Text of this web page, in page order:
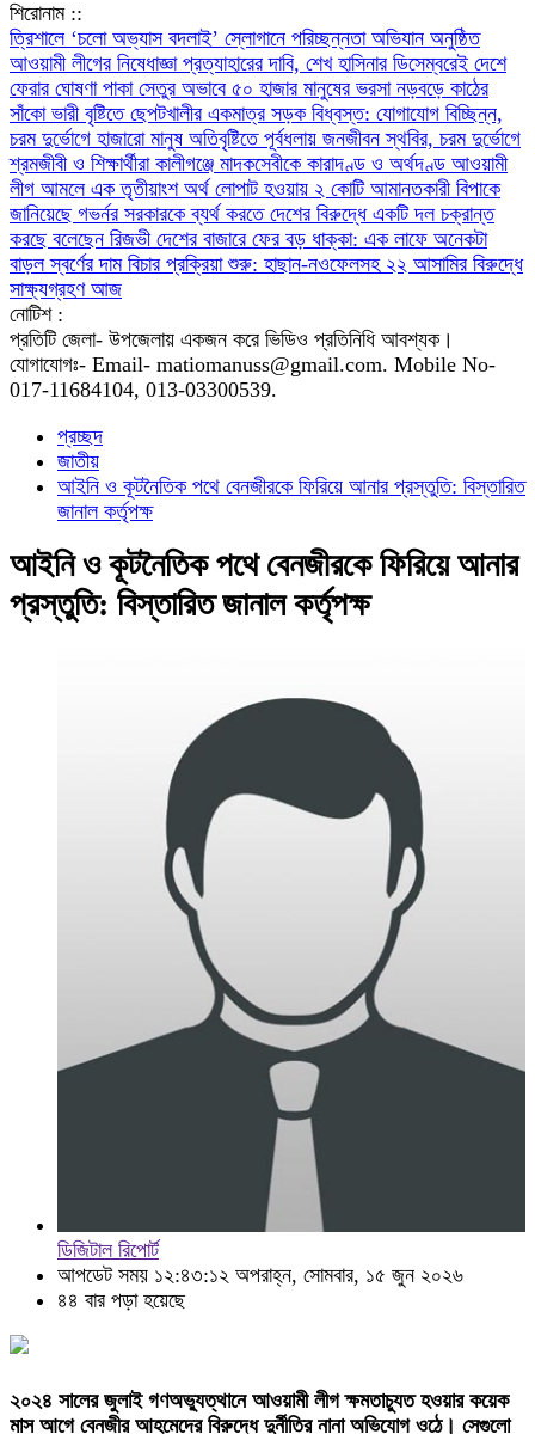
শিরোনাম ::
‎ত্রিশালে ‘চলো অভ্যাস বদলাই’ স্লোগানে পরিচ্ছন্নতা অভিযান অনুষ্ঠিত
আওয়ামী লীগের নিষেধাজ্ঞা প্রত্যাহারের দাবি, শেখ হাসিনার ডিসেম্বরেই দেশে
ফেরার ঘোষণা পাকা সেতুর অভাবে ৫০ হাজার মানুষের ভরসা নড়বড়ে কাঠের
সাঁকো ভারী বৃষ্টিতে ছেপটখালীর একমাত্র সড়ক বিধ্বস্ত: যোগাযোগ বিচ্ছিন্ন,
চরম দুর্ভোগে হাজারো মানুষ অতিবৃষ্টিতে পূর্বধলায় জনজীবন স্থবির, চরম দুর্ভোগে
শ্রমজীবী ও শিক্ষার্থীরা কালীগঞ্জে মাদকসেবীকে কারাদণ্ড ও অর্থদণ্ড আওয়ামী
লীগ আমলে এক তৃতীয়াংশ অর্থ লোপাট হওয়ায় ২ কোটি আমানতকারী বিপাকে
জানিয়েছে গভর্নর সরকারকে ব্যর্থ করতে দেশের বিরুদ্ধে একটি দল চক্রান্ত
করছে বলেছেন রিজভী দেশের বাজারে ফের বড় ধাক্কা: এক লাফে অনেকটা
বাড়ল স্বর্ণের দাম বিচার প্রক্রিয়া শুরু: হাছান-নওফেলসহ ২২ আসামির বিরুদ্ধে
সাক্ষ্যগ্রহণ আজ
নোটিশ :
প্রতিটি জেলা- উপজেলায় একজন করে ভিডিও প্রতিনিধি আবশ্যক।
যোগাযোগঃ- Email- matiomanuss@gmail.com. Mobile No-
017-11684104, 013-03300539.
প্রচ্ছদ
জাতীয়
​আইনি ও কূটনৈতিক পথে বেনজীরকে ফিরিয়ে আনার প্রস্তুতি: বিস্তারিত
জানাল কর্তৃপক্ষ
​আইনি ও কূটনৈতিক পথে বেনজীরকে ফিরিয়ে আনার
প্রস্তুতি: বিস্তারিত জানাল কর্তৃপক্ষ
ডিজিটাল রিপোর্ট
আপডেট সময় ১২:৪৩:১২ অপরাহ্ন, সোমবার, ১৫ জুন ২০২৬
৪৪ বার পড়া হয়েছে
২০২৪ সালের জুলাই গণঅভ্যুত্থানে আওয়ামী লীগ ক্ষমতাচ্যুত হওয়ার কয়েক
মাস আগে বেনজীর আহমেদের বিরুদ্ধে দুর্নীতির নানা অভিযোগ ওঠে। সেগুলো